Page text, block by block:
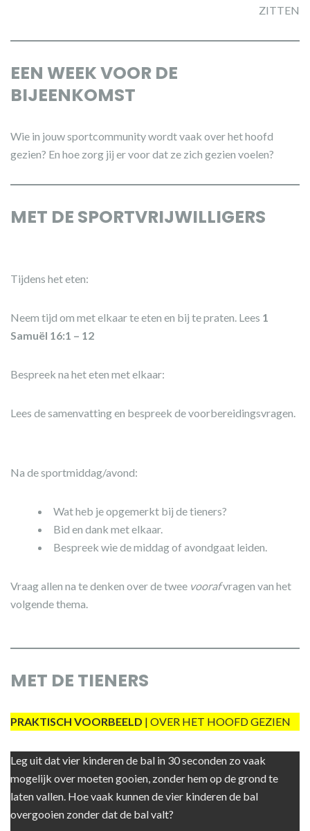
ZITTEN
EEN WEEK VOOR DE
BIJEENKOMST
Wie in jouw sportcommunity wordt vaak over het hoofd
gezien? En hoe zorg jij er voor dat ze zich gezien voelen?
MET DE SPORTVRIJWILLIGERS
Tijdens het eten:
Neem tijd om met elkaar te eten en bij te praten. Lees 1
Samuël 16:1 – 12
Bespreek na het eten met elkaar:
Lees de samenvatting en bespreek de voorbereidingsvragen.
Na de sportmiddag/avond:
Wat heb je opgemerkt bij de tieners?
Bid en dank met elkaar.
Bespreek wie de middag of avondgaat leiden.
Vraag allen na te denken over de twee voorafvragen van het
volgende thema.
MET DE TIENERS
PRAKTISCH VOORBEELD | OVER HET HOOFD GEZIEN
Leg uit dat vier kinderen de bal in 30 seconden zo vaak
mogelijk over moeten gooien, zonder hem op de grond te
laten vallen. Hoe vaak kunnen de vier kinderen de bal
overgooien zonder dat de bal valt?